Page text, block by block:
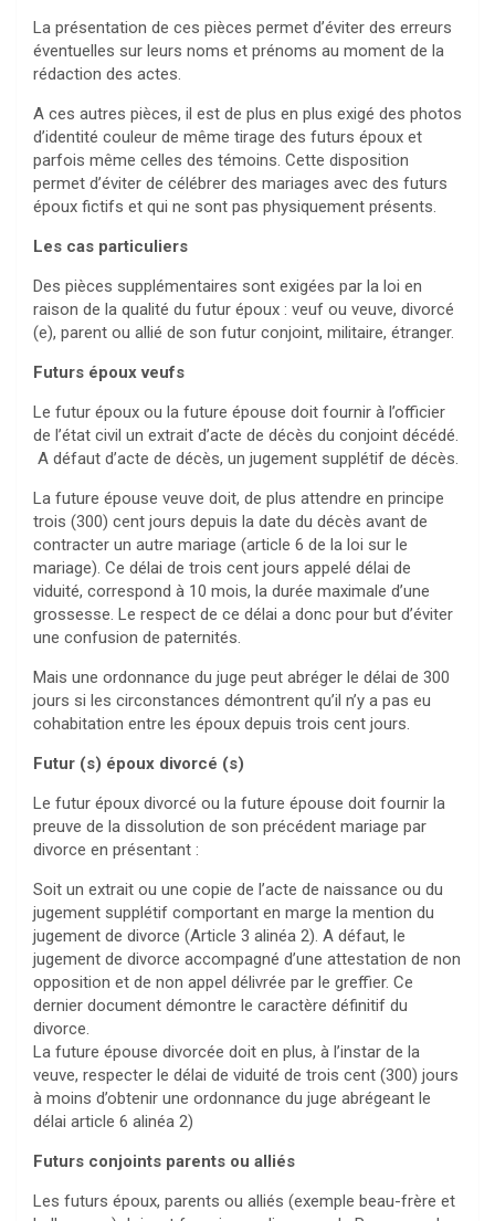
La présentation de ces pièces permet d’éviter des erreurs
éventuelles sur leurs noms et prénoms au moment de la
rédaction des actes.
A ces autres pièces, il est de plus en plus exigé des photos
d’identité couleur de même tirage des futurs époux et
parfois même celles des témoins. Cette disposition
permet d’éviter de célébrer des mariages avec des futurs
époux fictifs et qui ne sont pas physiquement présents.
Les cas particuliers
Des pièces supplémentaires sont exigées par la loi en
raison de la qualité du futur époux : veuf ou veuve, divorcé
(e), parent ou allié de son futur conjoint, militaire, étranger.
Futurs époux veufs
Le futur époux ou la future épouse doit fournir à l’officier
de l’état civil un extrait d’acte de décès du conjoint décédé.
A défaut d’acte de décès, un jugement supplétif de décès.
La future épouse veuve doit, de plus attendre en principe
trois (300) cent jours depuis la date du décès avant de
contracter un autre mariage (article 6 de la loi sur le
mariage). Ce délai de trois cent jours appelé délai de
viduité, correspond à 10 mois, la durée maximale d’une
grossesse. Le respect de ce délai a donc pour but d’éviter
une confusion de paternités.
Mais une ordonnance du juge peut abréger le délai de 300
jours si les circonstances démontrent qu’il n’y a pas eu
cohabitation entre les époux depuis trois cent jours.
Futur (s) époux divorcé (s)
Le futur époux divorcé ou la future épouse doit fournir la
preuve de la dissolution de son précédent mariage par
divorce en présentant :
Soit un extrait ou une copie de l’acte de naissance ou du
jugement supplétif comportant en marge la mention du
jugement de divorce (Article 3 alinéa 2). A défaut, le
jugement de divorce accompagné d’une attestation de non
opposition et de non appel délivrée par le greffier. Ce
dernier document démontre le caractère définitif du
divorce.
La future épouse divorcée doit en plus, à l’instar de la
veuve, respecter le délai de viduité de trois cent (300) jours
à moins d’obtenir une ordonnance du juge abrégeant le
délai article 6 alinéa 2)
Futurs conjoints parents ou alliés
Les futurs époux, parents ou alliés (exemple beau-frère et